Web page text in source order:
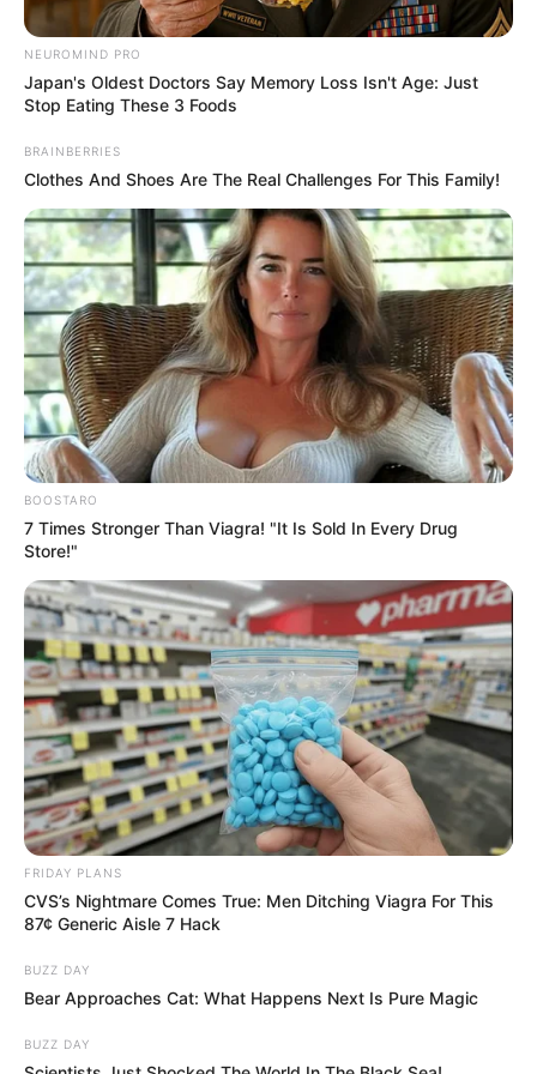
Posted
in
Friss hírek
Brüsszel: engedjük el az uniós
támogatások egy részét,
időhiány miatt.
bySzerző
NEUROMIND PRO
Japan's Oldest Doctors Say Memory Loss Isn't Age: Just
Stop Eating These 3 Foods
BRAINBERRIES
Clothes And Shoes Are The Real Challenges For This Family!
BOOSTARO
7 Times Stronger Than Viagra! "It Is Sold In Every Drug
Store!"
FRIDAY PLANS
CVS’s Nightmare Comes True: Men Ditching Viagra For This
87¢ Generic Aisle 7 Hack
BUZZ DAY
Bear Approaches Cat: What Happens Next Is Pure Magic
BUZZ DAY